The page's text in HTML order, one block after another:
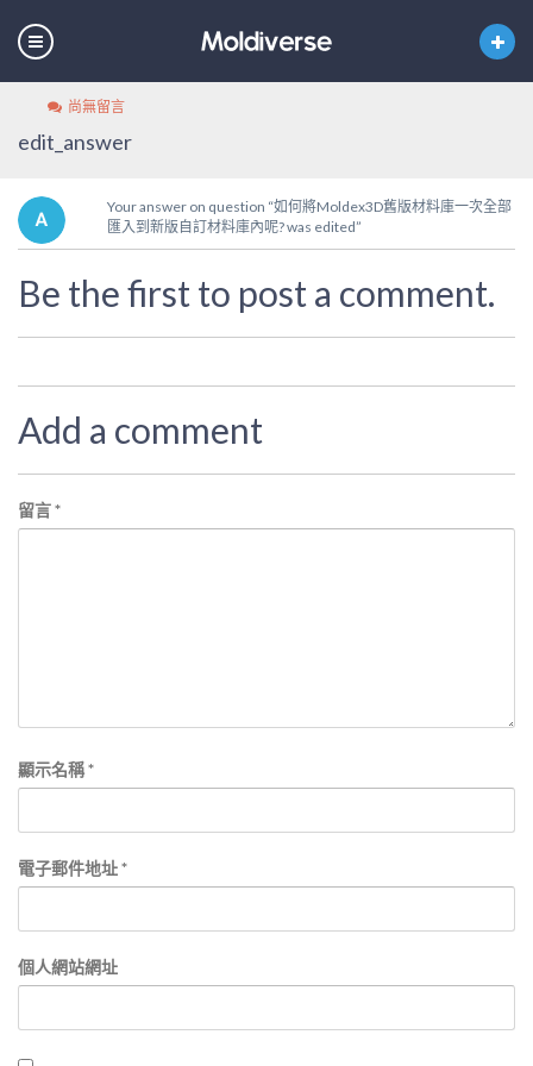
尚無留言
edit_answer
Your answer on question “如何將Moldex3D舊版材料庫一次全部
匯入到新版自訂材料庫內呢? was edited”
Be the first to post a comment.
Add a comment
留言*
顯示名稱*
電子郵件地址*
個人網站網址